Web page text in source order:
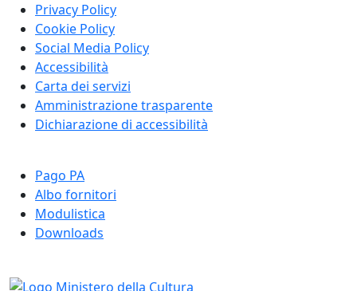
Privacy Policy
Cookie Policy
Social Media Policy
Accessibilità
Carta dei servizi
Amministrazione trasparente
Dichiarazione di accessibilità
Pago PA
Albo fornitori
Modulistica
Downloads